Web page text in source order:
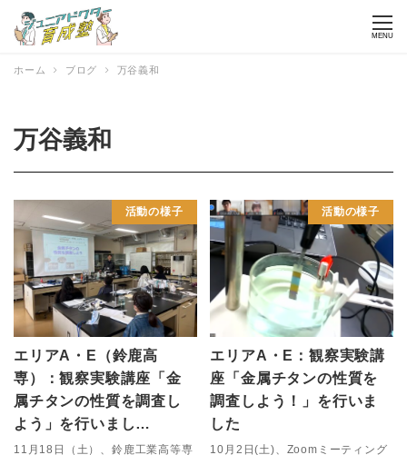
MENU
ホーム ブログ 万谷義和
万谷義和
活動の様子
エリアA・E（鈴鹿高
専）：観察実験講座「金
属チタンの性質を調査し
よう」を行いまし…
11月18日（土）、鈴鹿工業高等専
活動の様子
エリアA・E：観察実験講
座「金属チタンの性質を
調査しよう！」を行いま
した
10月2日(土)、Zoomミーティング